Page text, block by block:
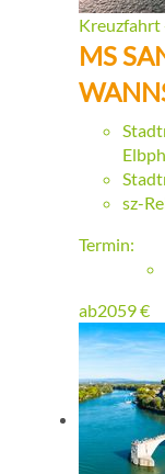
Kreuzfahrt
MS
sz-
Termin:
ab2059€